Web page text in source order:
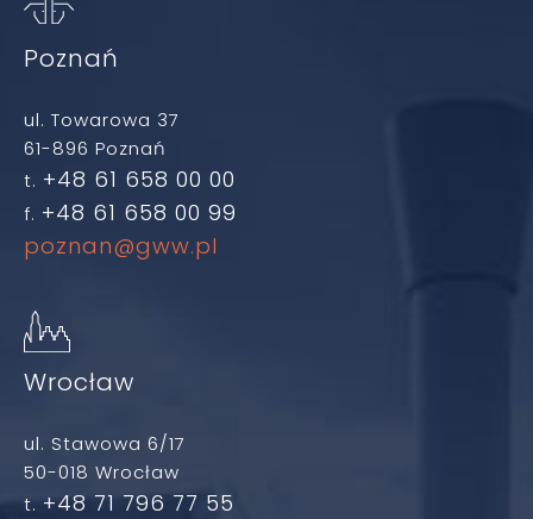
Poznań
ul. Towarowa 37
61-896 Poznań
t. +48 61 658 00 00
f. +48 61 658 00 99
poznan@gww.pl
Wrocław
ul. Stawowa 6/17
50-018 Wrocław
t. +48 71 796 77 55